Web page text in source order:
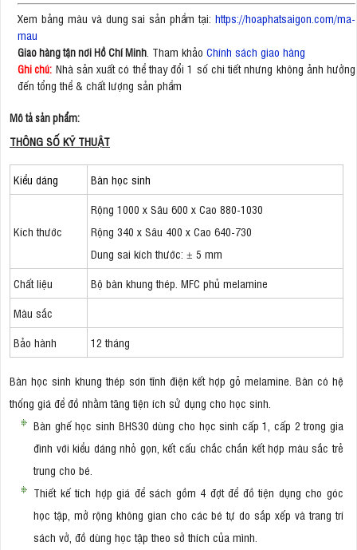
Xem bảng màu và dung sai sản phẩm tại: https://hoaphatsaigon.com/ma-
mau
Giao hàng tận nơi Hồ Chí Minh . Tham khảo Chính sách giao hàng
Ghi chú: Nhà sản xuất có thể thay đổi 1 số chi tiết nhưng không ảnh hưởng
đến tổng thể & chất lượng sản phẩm
Mô tả sản phẩm:
THÔNG SỐ KỸ THUẬT
Kiểu dáng Bàn học sinh
Kích thước
Rộng 1000 x Sâu 600 x Cao 880-1030
Rộng 340 x Sâu 400 x Cao 640-730
Dung sai kích thước: ± 5 mm
Chất liệu
Bộ bàn khung thép. MFC phủ melamine
Màu sắc
Bảo hành
12 tháng
Bàn học sinh khung thép sơn tĩnh điện kết hợp gỗ melamine. Bàn có hệ
thống giá để đồ nhằm tăng tiện ích sử dụng cho học sinh.
Bàn ghế học sinh BHS30 dùng cho học sinh cấp 1, cấp 2 trong gia
đình với kiểu dáng nhỏ gọn, kết cấu chắc chắn kết hợp màu sắc trẻ
trung cho bé.
Thiết kế tích hợp giá để sách gồm 4 đợt để đồ tiện dụng cho góc
học tập, mở rộng không gian cho các bé tự do sắp xếp và trang trí
sách vở, đồ dùng học tập theo sở thích của mình.